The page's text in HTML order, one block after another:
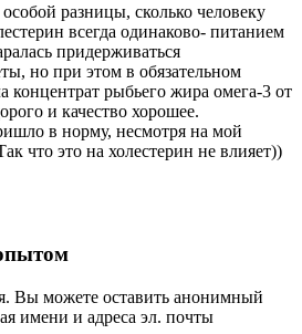
разницы, сколько человеку
всегда одинаково- питанием
придерживаться
но при этом в обязательном
концентрат рыбьего жира омега-3 от
и качество хорошее.
в норму, несмотря на мой
что это на холестерин не влияет))
Вы можете оставить анонимный
имени и адреса эл. почты